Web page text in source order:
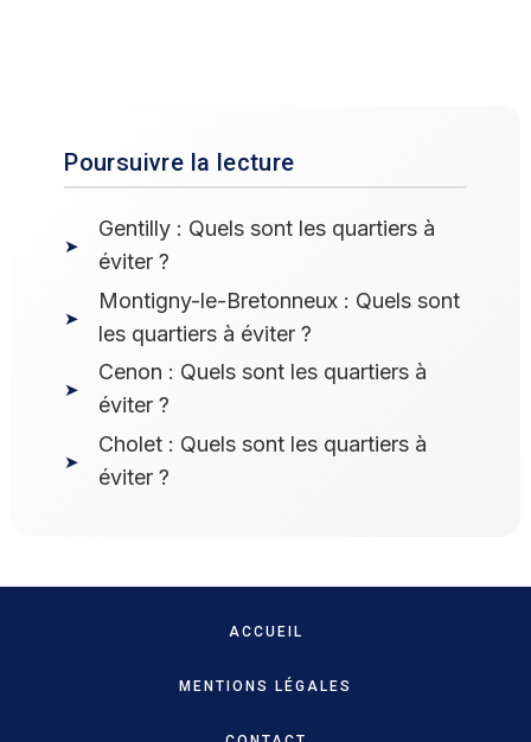
Poursuivre la lecture
Gentilly : Quels sont les quartiers à
éviter ?
Montigny-le-Bretonneux : Quels sont
les quartiers à éviter ?
Cenon : Quels sont les quartiers à
éviter ?
Cholet : Quels sont les quartiers à
éviter ?
ACCUEIL
MENTIONS LÉGALES